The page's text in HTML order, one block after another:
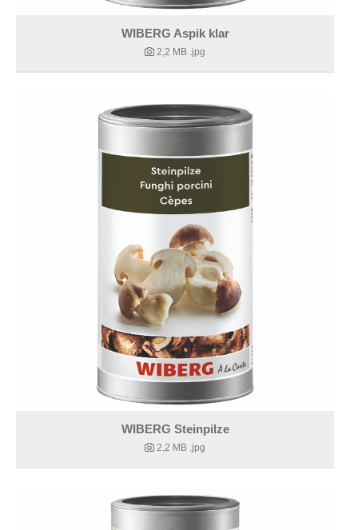
WIBERG Aspik klar
2,2 MB .jpg
WIBERG Steinpilze
2,2 MB .jpg